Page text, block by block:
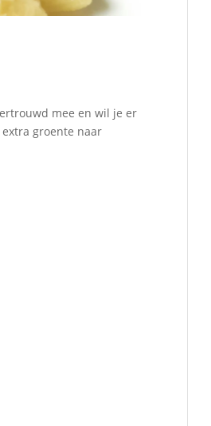
mee en wil je er
groente naar